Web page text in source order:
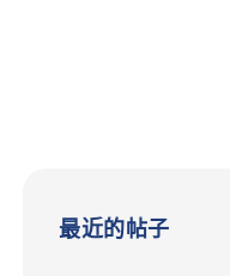
最近的帖子